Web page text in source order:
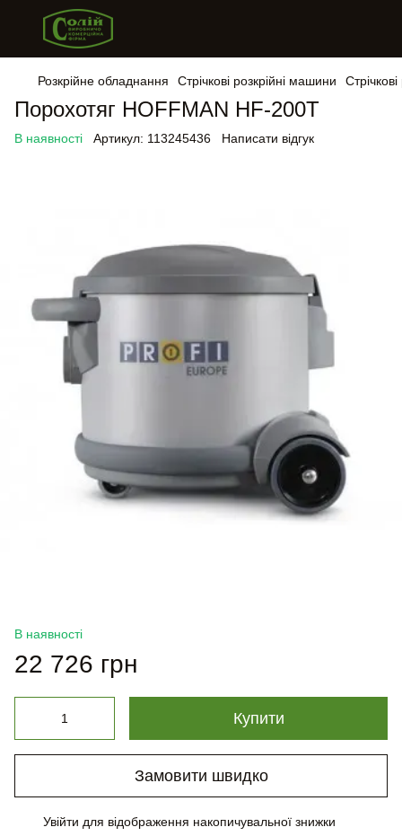
Розкрійне обладнання Стрічкові розкрійні машини
Порохотяг HOFFMAN HF-200Т
В наявності Артикул: 113245436 Написати відгук
В наявності
22 726 грн
Купити
Замовити швидко
Увійти для відображення накопичувальної знижки